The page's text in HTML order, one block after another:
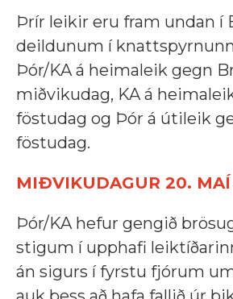
Þrír leikir eru fram undan í
deildunum í
Þór/KA á heimaleik gegn
miðvikudag, KA á
föstudag og Þór á útileik
föstudag.
MIÐVIKUDAGUR 20. MAÍ
Þór/KA hefur gengið
stigum í upphafi
án sigurs í fyrstu fjórum